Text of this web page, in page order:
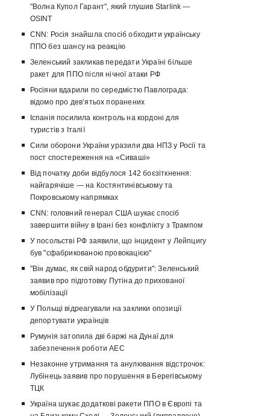
"Волна Купол Гарант", який глушив Starlink —
OSINT
CNN: Росія знайшла спосіб обходити українську
ППО без шансу на реакцію
Зеленський закликав передати Україні більше
ракет для ППО після нічної атаки РФ
Росіяни вдарили по середмістю Павлограда:
відомо про девʼятьох поранених
Іспанія посилила контроль на кордоні для
туристів з Італії
Сили оборони України уразили два НПЗ у Росії та
пост спостереження на «Сиваші»
Від початку доби відбулося 142 боєзіткнення:
найгарячіше — на Костянтинівському та
Покровському напрямках
CNN: головний генерал США шукає спосіб
завершити війну в Ірані без конфлікту з Трампом
У посольстві РФ заявили, що інцидент у Лейпцигу
був "сфабрикованою провокацією"
"Він думає, як свій народ обдурити": Зеленський
заявив про підготовку Путіна до прихованої
мобілізації
У Польщі відреагували на заклики опозиції
депортувати українців
Румунія затопила дві баржі на Дунаї для
забезпечення роботи АЕС
Незаконне утримання та анулювання відстрочок:
Лубінець заявив про порушення в Берегівському
ТЦК
Україна шукає додаткові ракети ППО в Європі та